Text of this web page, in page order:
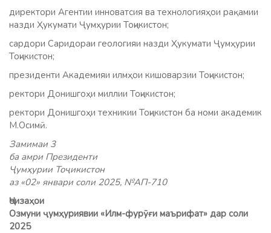
директори Агентии инноватсия ва технологияҳои рақамии
назди Ҳукумати Ҷумҳурии Тоҷикистон;
сардори Саридораи геологияи назди Ҳукумати Ҷумҳурии
Тоҷикистон;
президенти Академияи илмҳои кишоварзии Тоҷикистон;
ректори Донишгоҳи миллии Тоҷикистон;
ректори Донишгоҳи техникии Тоҷикистон ба номи академик
М.Осимӣ.
Замимаи 3
ба амри Президенти
Ҷумҳурии Тоҷикистон
аз «02» январи соли 2025, №АП-710
Ҷоизаҳои
Озмуни ҷумҳуриявии «Илм-фурӯғи маърифат» дар соли
2025